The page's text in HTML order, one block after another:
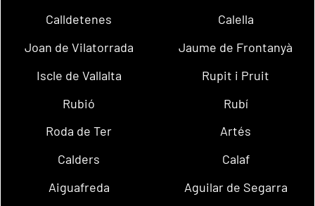
Calldetenes
Calella
Joan de Vilatorrada
Jaume de Frontanyà
Iscle de Vallalta
Rupit i Pruit
Rubió
Rubí
Roda de Ter
Artés
Calders
Calaf
Aiguafreda
Aguilar de Segarra